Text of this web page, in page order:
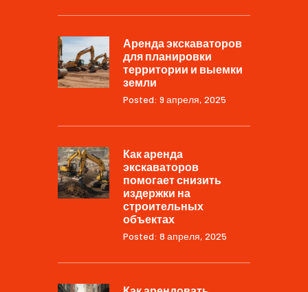
Аренда экскаваторов
для планировки
территории и выемки
земли
Posted: 9 апреля, 2025
Как аренда
экскаваторов
помогает снизить
издержки на
строительных
объектах
Posted: 8 апреля, 2025